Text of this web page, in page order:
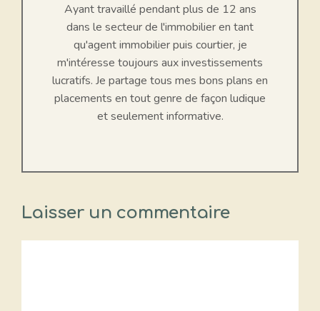
Ayant travaillé pendant plus de 12 ans
dans le secteur de l'immobilier en tant
qu'agent immobilier puis courtier, je
m'intéresse toujours aux investissements
lucratifs. Je partage tous mes bons plans en
placements en tout genre de façon ludique
et seulement informative.
Laisser un commentaire